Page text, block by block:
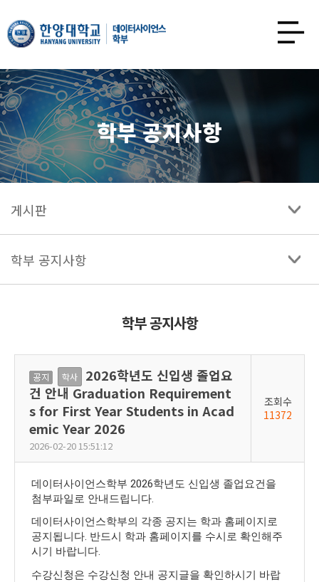
한양대학교
데이터사이언스학과
열기
학부 공지사항
게시판
학부 공지사항
학부 공지사항
공
지
학사
2026학년도 신입생 졸업요
건 안내 Graduation Requirement
s for First Year Students in Acad
emic Year 2026
2026-02-20 15:51:12
조회수
11372
데이터사이언스학부 2026학년도 신입생 졸업요건을
첨부파일로 안내드립니다.
데이터사이언스학부의 각종 공지는 학과 홈페이지로
공지됩니다. 반드시 학과 홈페이지를 수시로 확인해주
시기 바랍니다.
수강신청은 수강신청 안내 공지글을 확인하시기 바랍